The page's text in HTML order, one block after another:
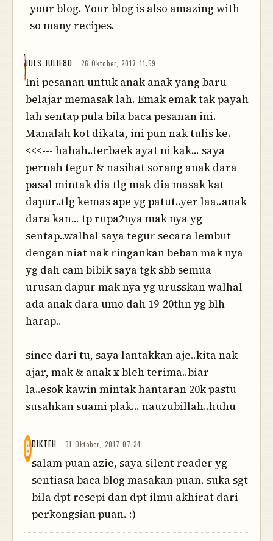
your blog. Your blog is also amazing with
so many recipes.
JULS JULIE80 26 Oktober, 2017 11:59
Ini pesanan untuk anak anak yang baru
belajar memasak lah. Emak emak tak payah
lah sentap pula bila baca pesanan ini.
Manalah kot dikata, ini pun nak tulis ke.
<<<--- hahah..terbaek ayat ni kak... saya
pernah tegur & nasihat sorang anak dara
pasal mintak dia tlg mak dia masak kat
dapur..tlg kemas ape yg patut..yer laa..anak
dara kan... tp rupa2nya mak nya yg
sentap..walhal saya tegur secara lembut
dengan niat nak ringankan beban mak nya
yg dah cam bibik saya tgk sbb semua
urusan dapur mak nya yg urusskan walhal
ada anak dara umo dah 19-20thn yg blh
harap..
since dari tu, saya lantakkan aje..kita nak
ajar, mak & anak x bleh terima..biar
la..esok kawin mintak hantaran 20k pastu
susahkan suami plak... nauzubillah..huhu
DIKTEH 31 Oktober, 2017 07:34
salam puan azie, saya silent reader yg
sentiasa baca blog masakan puan. suka sgt
bila dpt resepi dan dpt ilmu akhirat dari
perkongsian puan. :)